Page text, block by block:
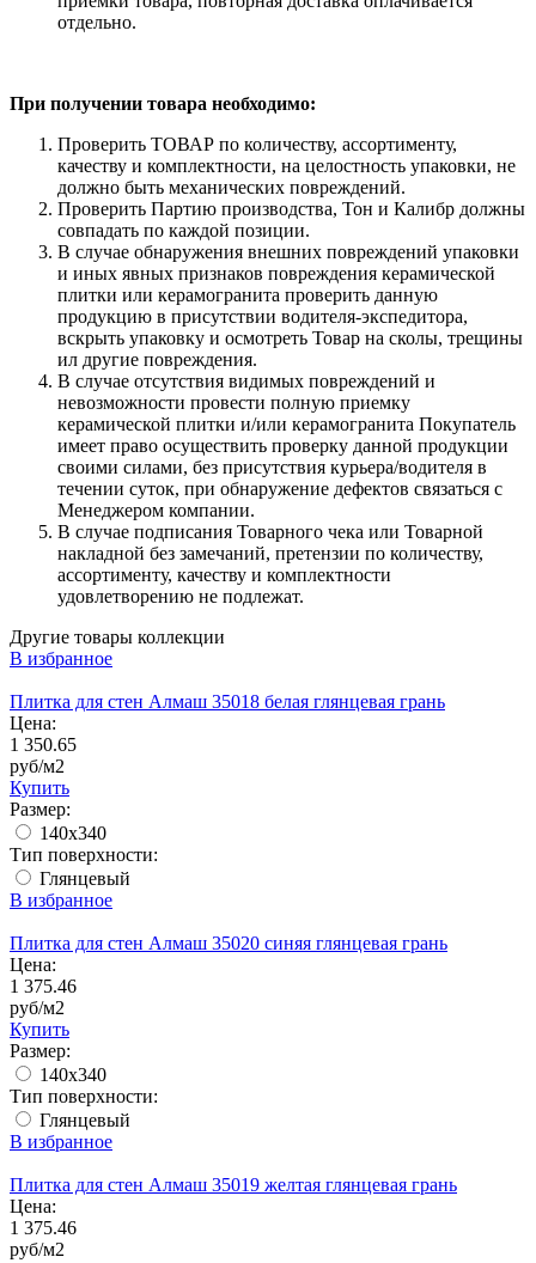
отдельно.
При получении товара необходимо:
Проверить ТОВАР по количеству, ассортименту,
качеству и комплектности, на целостность упаковки, не
должно быть механических повреждений.
Проверить Партию производства, Тон и Калибр должны
совпадать по каждой позиции.
В случае обнаружения внешних повреждений упаковки
и иных явных признаков повреждения керамической
плитки или керамогранита проверить данную
продукцию в присутствии водителя-экспедитора,
вскрыть упаковку и осмотреть Товар на сколы, трещины
ил другие повреждения.
В случае отсутствия видимых повреждений и
невозможности провести полную приемку
керамической плитки и/или керамогранита Покупатель
имеет право осуществить проверку данной продукции
своими силами, без присутствия курьера/водителя в
течении суток, при обнаружение дефектов связаться с
Менеджером компании.
В случае подписания Товарного чека или Товарной
накладной без замечаний, претензии по количеству,
ассортименту, качеству и комплектности
удовлетворению не подлежат.
Другие товары коллекции
В избранное
Плитка для стен Алмаш 35018 белая глянцевая грань
Цена:
1 350.65
руб/м2
Купить
Размер:
140x340
Тип поверхности:
Глянцевый
В избранное
Плитка для стен Алмаш 35020 синяя глянцевая грань
Цена:
1 375.46
руб/м2
Купить
Размер:
140x340
Тип поверхности:
Глянцевый
В избранное
Плитка для стен Алмаш 35019 желтая глянцевая грань
Цена:
1 375.46
руб/м2